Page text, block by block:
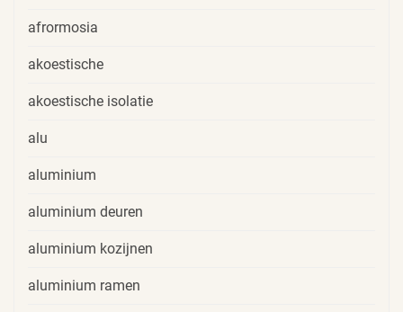
afrormosia
akoestische
akoestische isolatie
alu
aluminium
aluminium deuren
aluminium kozijnen
aluminium ramen